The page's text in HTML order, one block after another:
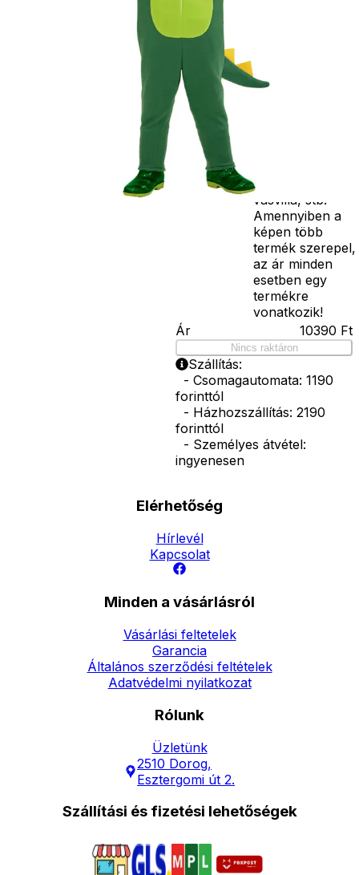
ékszer, cipő,
paróka, kesztyű,
korona, esernyő,
vasvilla, stb.
Amennyiben a
képen több
termék szerepel,
az ár minden
esetben egy
termékre
vonatkozik!
Ár
10390 Ft
Nincs raktáron
Szállítás:
- Csomagautomata: 1190
forinttól
- Házhozszállítás: 2190
forinttól
- Személyes átvétel:
ingyenesen
Elérhetőség
Hírlevél
Kapcsolat
Minden a vásárlásról
Vásárlási feltetelek
Garancia
Általános szerződési feltételek
Adatvédelmi nyilatkozat
Rólunk
Üzletünk
2510 Dorog,
Esztergomi út 2.
Szállítási és fizetési lehetőségek